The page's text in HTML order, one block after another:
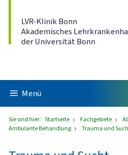
LVR-Klinik Bonn
Akademisches
der Universität Bonn
Menü
Sie sind hier: Startseite Fachgebiete
Ambulante Behandlung
Trauma und